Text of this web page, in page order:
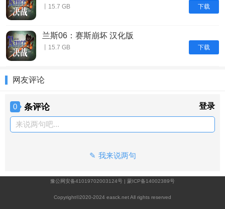
下载
丨15.7 GB
下载
兰斯06：赛斯崩坏 汉化版
丨15.7 GB
网友评论
0 条评论 登录
来说两句吧...
我来说两句
豫公网安备41019702003124号 蒙ICP备14002389号
Copyright©2020-2024 easck.net All rights reserved